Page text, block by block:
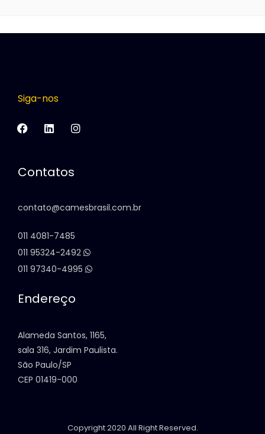
Siga-nos
Contatos
contato@camesbrasil.com.br
011 4081-7485
011 95324-2492
011 97340-4995
Endereço
Alameda Santos, 1165,
sala 316, Jardim Paulista.
São Paulo/SP
CEP 01419-000
Copyright 2020 All Right Reserved.